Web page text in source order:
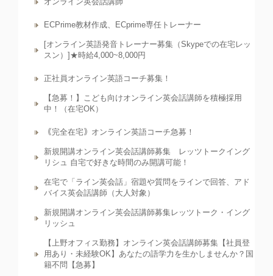
ECPrime教材作成、ECprime専任トレーナー
[オンライン英語発音トレーナー募集（Skypeでの在宅レッ
スン）]★時給4,000~8,000円
正社員オンライン英語コーチ募集！
【急募！】こども向けオンライン英会話講師を積極採用
中！（在宅OK）
｟完全在宅｠オンライン英語コーチ急募！
新規開講オンライン英会話講師募集 レッツトークイング
リシュ 自宅で好きな時間のみ開講可能！
在宅で「ライン英会話」宿題や質問をラインで回答、アド
バイス英会話講師（大人対象）
新規開講オンライン英会話講師募集レッツトーク・イング
リッシュ
【上野オフィス勤務】オンライン英会話講師募集【社員登
用あり・未経験OK】あなたの語学力を生かしませんか？国
籍不問【急募】